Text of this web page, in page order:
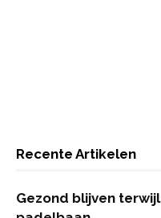
Recente Artikelen
Gezond blijven